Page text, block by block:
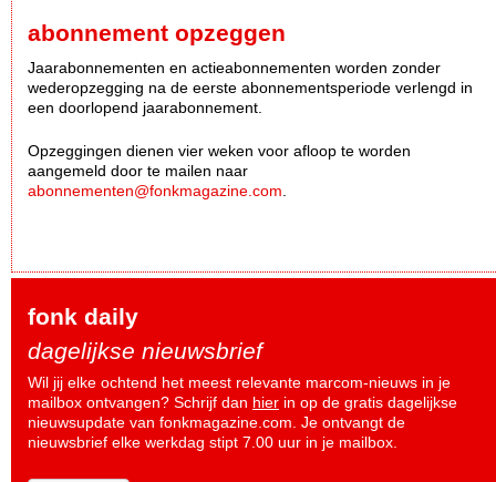
abonnement opzeggen
Jaarabonnementen en actieabonnementen worden zonder
wederopzegging na de eerste abonnementsperiode verlengd in
een doorlopend jaarabonnement.
Opzeggingen dienen vier weken voor afloop te worden
aangemeld door te mailen naar
abonnementen@fonkmagazine.com
fonk daily
dagelijkse nieuwsbrief
Wil jij elke ochtend het meest relevante marcom-nieuws in je
mailbox ontvangen? Schrijf dan hier in op de gratis dagelijkse
nieuwsupdate van fonkmagazine.com. Je ontvangt de
nieuwsbrief elke werkdag stipt 7.00 uur in je mailbox.